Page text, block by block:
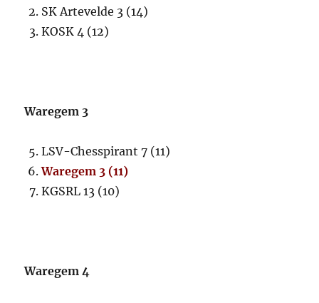
SK Artevelde 3 (14)
KOSK 4 (12)
Waregem 3
LSV-Chesspirant 7 (11)
Waregem 3 (11)
KGSRL 13 (10)
Waregem 4